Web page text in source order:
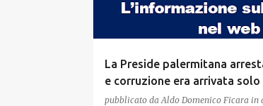
La Preside palermitana
e corruzione era arrivata
concorso a Ds 2011
pubblicato da Aldo Domenico Ficara in